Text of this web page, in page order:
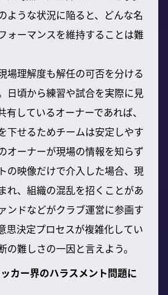
ような状況に陥ると、どんな名
ォーマンスを維持することは難
場理解度も解任の可否を分ける
日頃から練習や試合を実際に見
しているオーナーであれば、
下せるためチームは安定しやす
オーナーが現場の情報を知らず
の映像だけで介入した場合、現
れ、組織の混乱を招くことがあ
ンドなどがクラブ運営に参画す
思決定プロセスが複雑化してい
の難しさの一因と言えよう。
カー界のハラスメント問題に